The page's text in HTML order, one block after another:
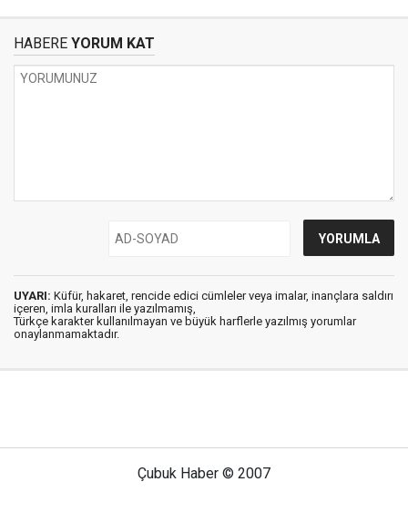
HABERE YORUM KAT
UYARI: Küfür, hakaret, rencide edici cümleler veya imalar, inançlara saldırı
içeren, imla kuralları ile yazılmamış,
Türkçe karakter kullanılmayan ve büyük harflerle yazılmış yorumlar
onaylanmamaktadır.
Çubuk Haber © 2007